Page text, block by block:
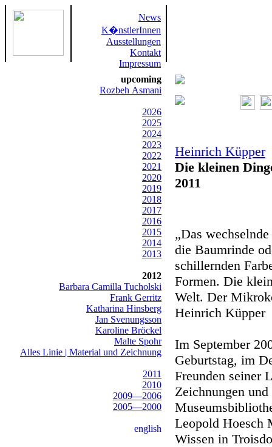
News
K�nstlerInnen
Ausstellungen
Kontakt
Impressum
upcoming
Rozbeh Asmani
2026
2025
2024
2023
2022
2021
2020
2019
2018
2017
2016
2015
2014
2013
2012
Barbara Camilla Tucholski
Frank Gerritz
Katharina Hinsberg
Jan Svenungsson
Karoline Bröckel
Malte Spohr
Alles Linie | Material und Zeichnung
2011
2010
2009—2006
2005—2000
english
Heinrich Küpper
Die kleinen
2011
„Das
die Baumrinde
schillernden
Formen. Die
Welt. Der
Heinrich Küpper
Im September
Geburtstag, im
Freunden seiner
Zeichnungen
Leopold Hoesch
Wissen in